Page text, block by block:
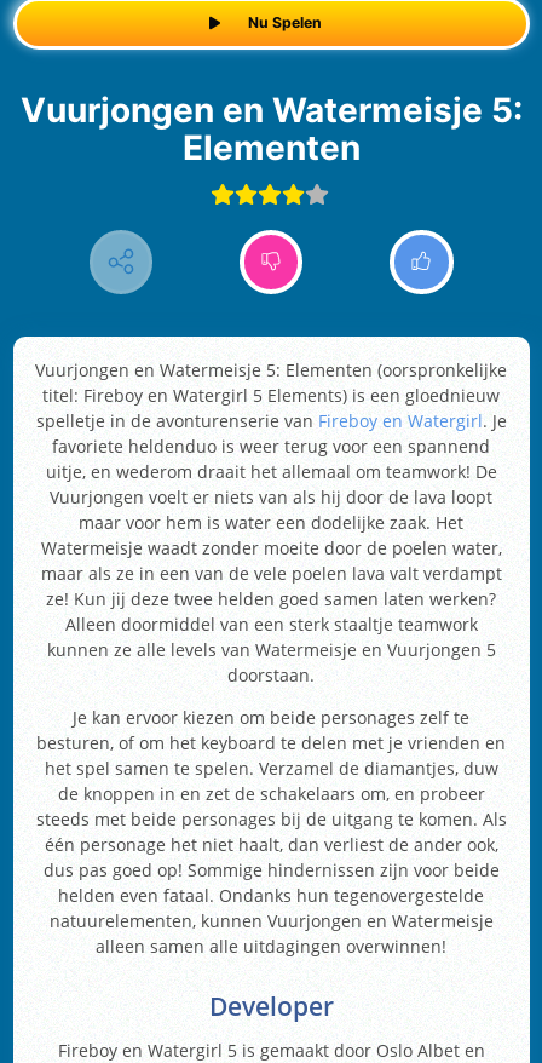
Nu Spelen
Vuurjongen en Watermeisje 5:
Elementen
Vuurjongen en Watermeisje 5: Elementen (oorspronkelijke
titel: Fireboy en Watergirl 5 Elements) is een gloednieuw
spelletje in de avonturenserie van Fireboy en Watergirl. Je
favoriete heldenduo is weer terug voor een spannend
uitje, en wederom draait het allemaal om teamwork! De
Vuurjongen voelt er niets van als hij door de lava loopt
maar voor hem is water een dodelijke zaak. Het
Watermeisje waadt zonder moeite door de poelen water,
maar als ze in een van de vele poelen lava valt verdampt
ze! Kun jij deze twee helden goed samen laten werken?
Alleen doormiddel van een sterk staaltje teamwork
kunnen ze alle levels van Watermeisje en Vuurjongen 5
doorstaan.
Je kan ervoor kiezen om beide personages zelf te
besturen, of om het keyboard te delen met je vrienden en
het spel samen te spelen. Verzamel de diamantjes, duw
de knoppen in en zet de schakelaars om, en probeer
steeds met beide personages bij de uitgang te komen. Als
één personage het niet haalt, dan verliest de ander ook,
dus pas goed op! Sommige hindernissen zijn voor beide
helden even fataal. Ondanks hun tegenovergestelde
natuurelementen, kunnen Vuurjongen en Watermeisje
alleen samen alle uitdagingen overwinnen!
Developer
Fireboy en Watergirl 5 is gemaakt door Oslo Albet en